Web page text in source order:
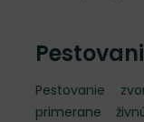
Pestovanie
primerane